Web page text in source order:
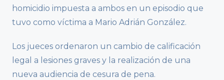
homicidio impuesta a ambos en un episodio que
tuvo como víctima a Mario Adrián González.
Los jueces ordenaron un cambio de calificación
legal a lesiones graves y la realización de una
nueva audiencia de cesura de pena.